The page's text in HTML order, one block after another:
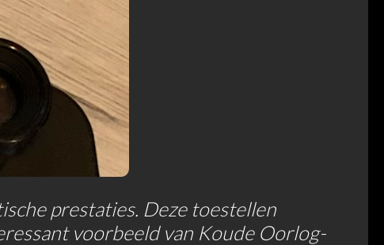
prestaties. Deze toestellen
voorbeeld van Koude Oorlog-